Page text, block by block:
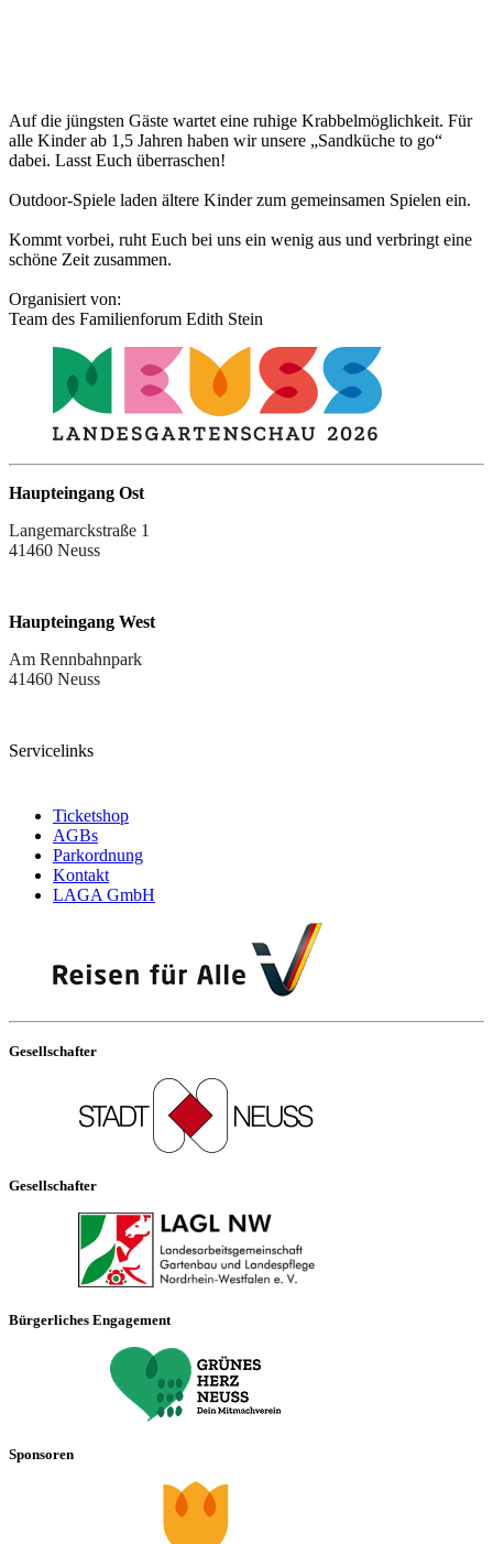
Auf die jüngsten Gäste wartet eine ruhige Krabbelmöglichkeit. Für
alle Kinder ab 1,5 Jahren haben wir unsere „Sandküche to go“
dabei. Lasst Euch überraschen!
Outdoor-Spiele laden ältere Kinder zum gemeinsamen Spielen ein.
Kommt vorbei, ruht Euch bei uns ein wenig aus und verbringt eine
schöne Zeit zusammen.
Organisiert von:
Team des Familienforum Edith Stein
Haupteingang Ost
Langemarckstraße 1
41460 Neuss
Haupteingang West
Am Rennbahnpark
41460 Neuss
Servicelinks
Ticketshop
AGBs
Parkordnung
Kontakt
LAGA GmbH
Gesellschafter
Gesellschafter
Bürgerliches Engagement
Sponsoren